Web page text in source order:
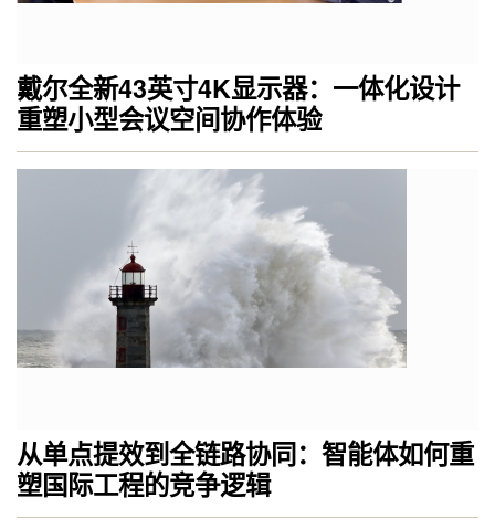
戴尔全新43英寸4K显示器：一体化设计
重塑小型会议空间协作体验
从单点提效到全链路协同：智能体如何重
塑国际工程的竞争逻辑